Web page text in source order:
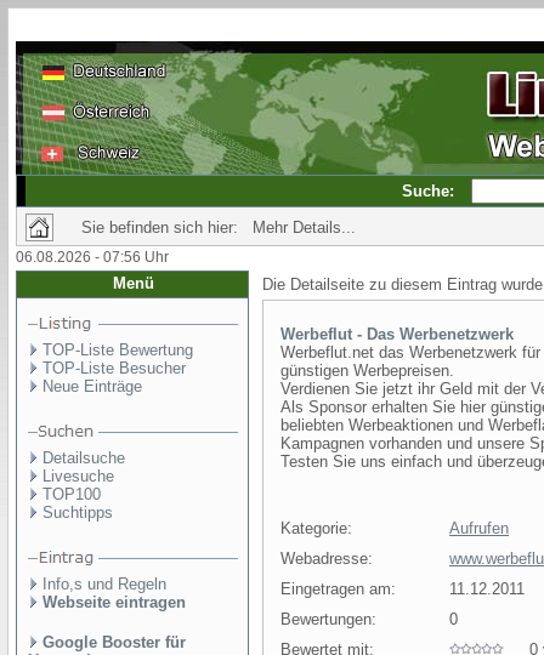
Suche:
Sie befinden sich hier: Mehr Details...
06.08.2026 - 07:56 Uhr
Menü
TOP-Liste Bewertung
TOP-Liste Besucher
Neue Einträge
Detailsuche
Livesuche
TOP100
Suchtipps
Info,s und Regeln
Webseite eintragen
Google Booster für
Die Detailseite zu diesem Eintrag
Werbeflut - Das Werbenetzwerk
Werbeflut.net das Werbenetzwerk
günstigen Werbepreisen.
Verdienen Sie jetzt ihr Geld mit der
Als Sponsor erhalten Sie hier
beliebten Werbeaktionen und
Kampagnen vorhanden und unsere
Testen Sie uns einfach und
Kategorie:
Aufrufen
Webadresse:
Eingetragen am:
11.12.2011
Bewertungen:
0
Bewertet mit:
0